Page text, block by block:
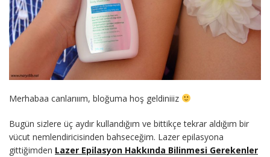
Merhabaa canlarııım, bloğuma hoş geldiniiiz
Bugün sizlere üç aydır kullandığım ve bittikçe tekrar aldığım bir
vücut nemlendiricisinden bahseceğim. Lazer epilasyona
gittiğimden Lazer Epilasyon Hakkında Bilinmesi Gerekenler